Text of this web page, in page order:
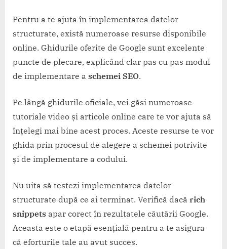
Pentru a te ajuta în implementarea datelor
structurate, există numeroase resurse disponibile
online. Ghidurile oferite de Google sunt excelente
puncte de plecare, explicând clar pas cu pas modul
de implementare a schemei SEO.
Pe lângă ghidurile oficiale, vei găsi numeroase
tutoriale video și articole online care te vor ajuta să
înțelegi mai bine acest proces. Aceste resurse te vor
ghida prin procesul de alegere a schemei potrivite
și de implementare a codului.
Nu uita să testezi implementarea datelor
structurate după ce ai terminat. Verifică dacă rich
snippets apar corect în rezultatele căutării Google.
Aceasta este o etapă esențială pentru a te asigura
că eforturile tale au avut succes.